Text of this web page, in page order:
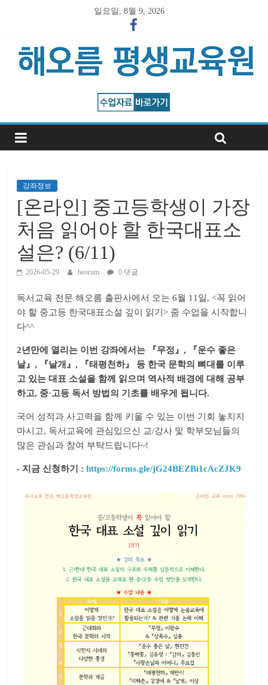
일요일, 8월 9, 2026
강좌정보
[온라인] 중고등학생이 가장
처음 읽어야 할 한국대표소
설은? (6/11)
2026-05-29 heorum 0 댓글
독서교육 전문 해오름 출판사에서 오는 6월 11일, <꼭 읽어
야 할 중고등 한국대표소설 깊이 읽기> 줌 수업을 시작합니
다^^
2년만에 열리는 이번 강좌에서는 『무정』, 『운수 좋은
날』, 『날개』, 『태평천하』 등 한국 문학의 뼈대를 이루
고 있는 대표 소설을 함께 읽으며 역사적 배경에 대해 공부
하고, 중·고등 독서 방법의 기초를 배우게 됩니다.
국어 성적과 사고력을 함께 키울 수 있는 이번 기회 놓치지
마시고, 독서교육에 관심있으신 교/강사 및 학부모님들의
많은 관심과 참여 부탁드립니다~!
​- 지금 신청하기 :https://forms.gle/jG24BEZBi1cAcZJK9